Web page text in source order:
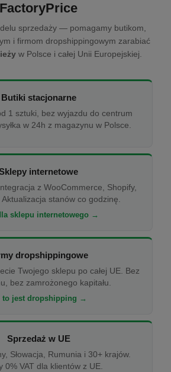
FactoryPrice
sprzedaży — pomagamy butikom,
i firmom dropshippingowym zarabiać
w Polsce i całej Unii Europejskiej.
Butiki stacjonarne
1 sztuki, bez wyjazdu do centrum
w 24h z magazynu w Polsce.
internetowe
z WooCommerce, Shopify,
Aktualizacja stanów co godzinę.
sklepu internetowego →
dropshippingowe
Twojego sklepu po całej UE. Bez
bez zamrożonego kapitału.
to jest dropshipping →
Sprzedaż w UE
Słowacja, Rumunia i 30+ krajów.
0% VAT dla klientów z UE.